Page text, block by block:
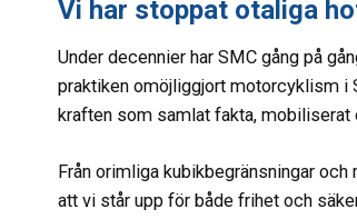
Vi har stoppat otaliga
Under decennier har SMC gång på
praktiken omöjliggjort motorcyklism i
kraften som samlat fakta,
Från orimliga kubikbegränsningar
att vi står upp för både frihet och